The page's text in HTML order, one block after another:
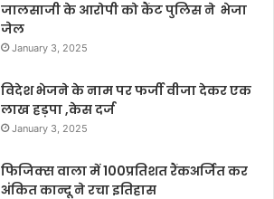
जालसाजी के आरोपी को कैंट पुलिस ने भेजा
जेल
January 3, 2025
विदेश भेजने के नाम पर फर्जी वीजा देकर एक
लाख हड़पा ,केस दर्ज
January 3, 2025
फिजिक्स वाला में 100प्रतिशत रैंकअर्जित कर
अंकित कान्दू ने रचा इतिहास